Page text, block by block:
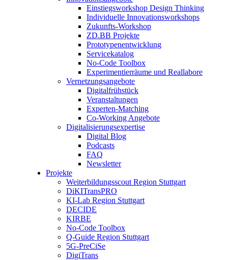
Einstiegsworkshop Design Thinking
Individuelle Innovationsworkshops
Zukunfts-Workshop
ZD.BB Projekte​
Prototypenentwicklung
Servicekatalog
No-Code Toolbox
Experimentierräume und Reallabore
Vernetzungsangebote
Digitalfrühstück
Veranstaltungen
Experten-Matching
Co-Working Angebote
Digitalisierungsexpertise
Digital Blog
Podcasts
FAQ
Newsletter
Projekte
Weiterbildungsscout Region Stuttgart
DiKITransPRO
KI-Lab Region Stuttgart
DECIDE
KIRBE
No-Code Toolbox
Q-Guide Region Stuttgart
5G-PreCiSe
DigiTrans